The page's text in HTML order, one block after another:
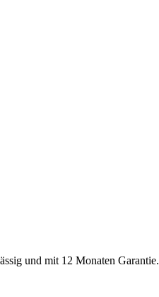
und mit 12 Monaten Garantie.